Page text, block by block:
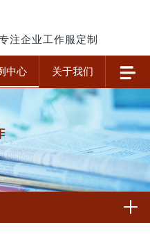
注企业工作服定制
中心 关于我们